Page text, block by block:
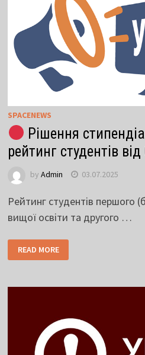
SPACENEWS
Рішення
рейтинг студентів
by Admin 03.07.2025
Рейтинг студентів першого
вищої освіти та другого …
READ MORE